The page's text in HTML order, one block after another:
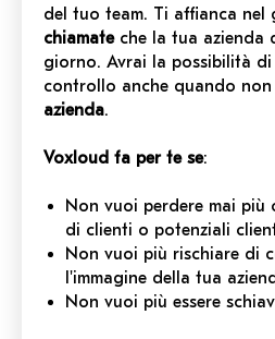
del tuo team. Ti affianca nel
chiamateche la tua azienda
giorno. Avrai la possibilità
controllo anche quando non
azienda.
Voxloud fa per te se:
Non vuoi perdere mai più
di clienti o potenziali
Non vuoi più rischiare di
l'immagine della tua
Non vuoi più essere